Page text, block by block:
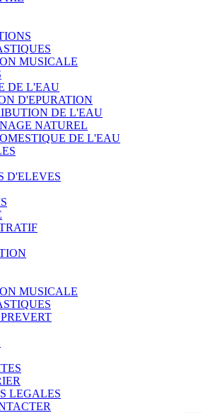
MUSICALE
DE L'EAU
D'EPURATION
DE L'EAU
NATUREL
DE L'EAU
D'ELEVES
MUSICALE
LEGALES